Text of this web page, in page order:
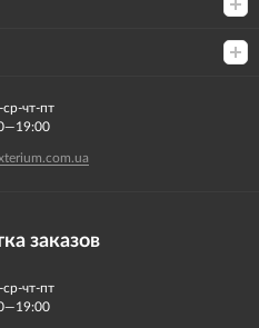
ср-чт-пт
заказов
ср-чт-пт